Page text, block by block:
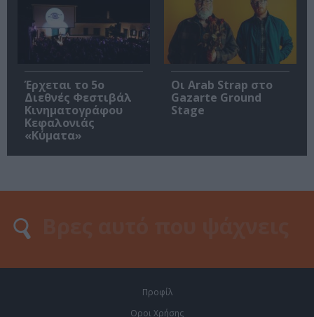
Έρχεται το 5ο
Διεθνές Φεστιβάλ
Κινηματογράφου
Κεφαλονιάς
«Κύματα»
Οι Arab Strap στο
Gazarte Ground
Stage
Προφίλ
Οροι Χρήσης